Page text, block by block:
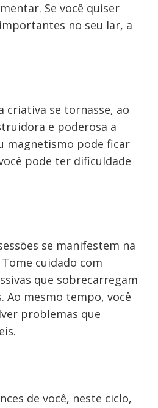
Se você quiser
no seu lar, a
criativa se tornasse, ao
e poderosa a
magnetismo pode ficar
pode ter dificuldade
se manifestem na
cuidado com
que sobrecarregam
Ao mesmo tempo, você
problemas que
de você, neste ciclo,